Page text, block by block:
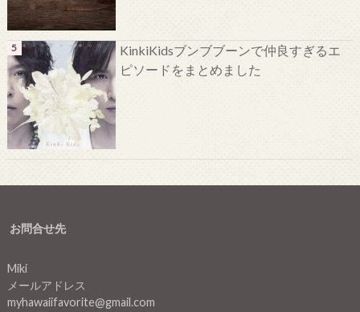
KinkiKidsブンブブーンで仲良すぎるエ
ピソードをまとめました
お問合せ先
Miki
メールアドレス
myhawaiifavorite@gmail.com